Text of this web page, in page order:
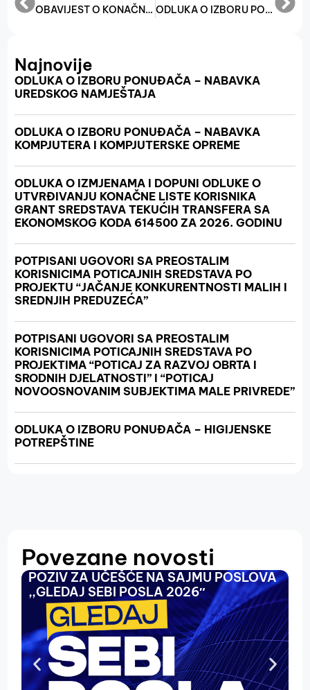
OBAVIJEST O KONAČNIM REZULTATIMA UREDBE O MJERAMA FINANSIJSKE POMOĆI PRIVATNIM POSLODAVCIMA, OBRTIMA I OSTALIM SAMOSTALNIM DJELATNOSTIMA U FEDERACIJI BOSNE I HERCEGOVINE U CILJU ODRŽAVANJA POSTOJEĆIH RADNIH MJESTA ZA 2025. GODINU ZA MAJ 2025. ODLUKA O IZBORU PONUĐAČA U POSTUPKU JAVNE NABAVKE ODRŽAVANJE WEB STRANICE
Najnovije
ODLUKA O IZBORU PONUĐAČA – NABAVKA
UREDSKOG NAMJEŠTAJA
ODLUKA O IZBORU PONUĐAČA – NABAVKA
KOMPJUTERA I KOMPJUTERSKE OPREME
ODLUKA O IZMJENAMA I DOPUNI ODLUKE O
UTVRĐIVANJU KONAČNE LISTE KORISNIKA
GRANT SREDSTAVA TEKUĆIH TRANSFERA SA
EKONOMSKOG KODA 614500 ZA 2026. GODINU
POTPISANI UGOVORI SA PREOSTALIM
KORISNICIMA POTICAJNIH SREDSTAVA PO
PROJEKTU “JAČANJE KONKURENTNOSTI MALIH I
SREDNJIH PREDUZEĆA”
POTPISANI UGOVORI SA PREOSTALIM
KORISNICIMA POTICAJNIH SREDSTAVA PO
PROJEKTIMA “POTICAJ ZA RAZVOJ OBRTA I
SRODNIH DJELATNOSTI” I “POTICAJ
NOVOOSNOVANIM SUBJEKTIMA MALE PRIVREDE”
ODLUKA O IZBORU PONUĐAČA – HIGIJENSKE
POTREPŠTINE
Povezane novosti
POZIV ZA UČEŠĆE NA SAJMU POSLOVA
,,GLEDAJ SEBI POSLA 2026″